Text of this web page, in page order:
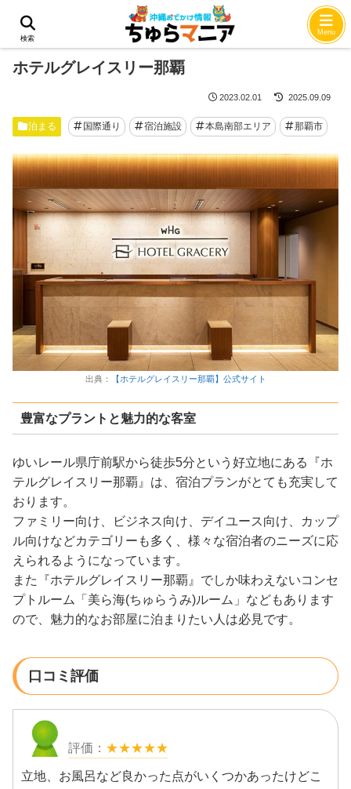
泊まる
ホテルグレイスリー那覇
2023.02.01 2025.09.09
泊まる 国際通り 宿泊施設 本島南部エリア 那覇市
出典： 【ホテルグレイスリー那覇】公式サイト
豊富なプラントと魅力的な客室
ゆいレール県庁前駅から徒歩5分という好立地にある『ホ
テルグレイスリー那覇』は、宿泊プランがとても充実して
おります。
ファミリー向け、ビジネス向け、デイユース向け、カップ
ル向けなどカテゴリーも多く、様々な宿泊者のニーズに応
えられるようになっています。
また『ホテルグレイスリー那覇』でしか味わえないコンセ
プトルーム「美ら海(ちゅらうみ)ルーム」などもあります
ので、魅力的なお部屋に泊まりたい人は必見です。
口コミ評価
★★★★★
立地、お風呂など良かった点がいくつかあったけどこ
検索
Menu